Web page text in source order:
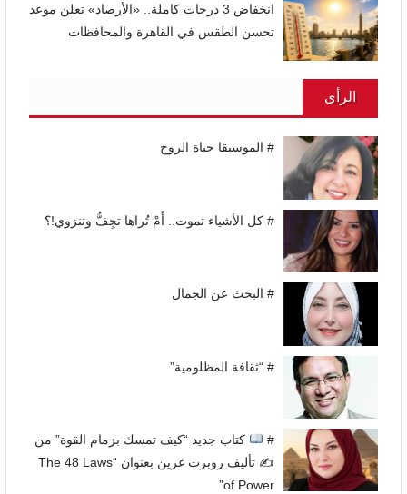
انخفاض 3 درجات كاملة.. «الأرصاد» تعلن موعد
تحسن الطقس في القاهرة والمحافظات
الرأى
# الموسيقا حياة الروح
# كل الأشياء تموت.. أَمْ تُراها تجِفُّ وتنزوي!؟
# البحث عن الجمال
# “ثقافة المظلومية”
#
كتاب جديد “كيف تمسك بزمام القوة” من
✍
تأليف روبرت غرين بعنوان “The 48 Laws
of Power”